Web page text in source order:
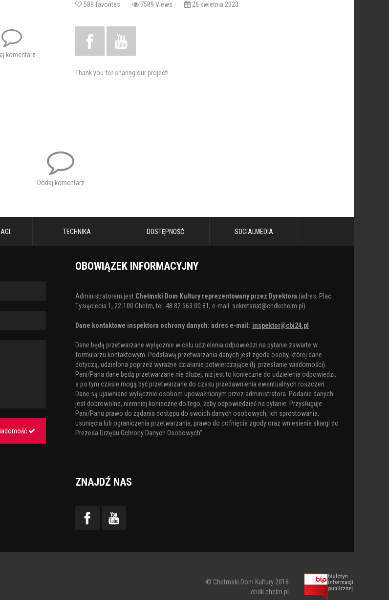
Hali MOSiR - płatność tylko gotówką.
Partnerem jest Województwo Lubelskie. Lubelskie Smakuj życie!
Patronat nad wydarzeniem objął Marszałek Województwa Lubelskiego Jarosław Stawiarski oraz
Karol Borsuk,
Piotr Kuśmierz Kancelaria Ubezpieczeniowa,
Medyczne Studium Zawodowe w Chełmie - opieka medyczna i masaże dla tancerzy,
Akces Dance – sklep z obuwiem tanecznym
Pracownia Krawiecka Lucyna
Wysocki Coffee
Foto-Ska - fotografia eventowa
komentarz
589 favorites 7589 Views 26 kwietnia 2023
Thank you for sharing our project!
Dodaj komentarz
TECHNIKA DOSTĘPNOŚĆ SOCIALMEDIA
OBOWIĄZEK INFORMACYJNY
Administratorem jest Chełmski Dom Kultury reprezentowany przez Dyrektora (adres: Plac
Tysiąclecia 1, 22-100 Chełm, tel. 48 82 563 00 81 , e-mail: sekretariat@chdkchelm.pl )
Dane kontaktowe inspektora ochrony danych: adres e-mail: inspektor@cbi24.pl
Dane będą przetwarzane wyłącznie w celu udzielenia odpowiedzi na pytanie zawarte w
formularzu kontaktowym. Podstawą przetwarzania danych jest zgoda osoby, której dane
dotyczą, udzielona poprzez wyraźne działanie potwierdzające (tj. przesłanie wiadomości).
Pani/Pana dane będą przetwarzane nie dłużej, niż jest to konieczne do udzielenia odpowiedzi,
a po tym czasie mogą być przetwarzane do czasu przedawnienia ewentualnych roszczeń.
Dane są ujawniane wyłącznie osobom upoważnionym przez administratora. Podanie danych
jest dobrowolne, niemniej konieczne do tego, żeby odpowiedzieć na pytanie. Przysługuje
Pani/Panu prawo do żądania dostępu do swoich danych osobowych, ich sprostowania,
usunięcia lub ograniczenia przetwarzania, prawo do cofnięcia zgody oraz wniesienia skargi do
Prezesa Urzędu Ochrony Danych Osobowych".
ZNAJDŹ NAS
© Chełmski Dom Kultury 2016
chdk.chelm.pl